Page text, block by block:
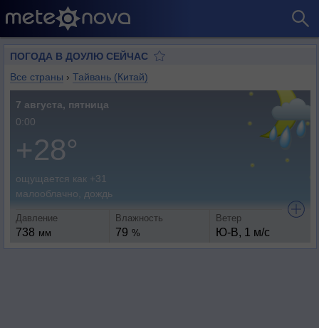
ПОГОДА В ДОУЛЮ СЕЙЧАС
Все страны › Тайвань (Китай)
7 августа, пятница
0:00
+28°
ощущается как +31
малооблачно, дождь
Давление
738 мм
Влажность
79 %
Ветер
Ю-В, 1 м/с